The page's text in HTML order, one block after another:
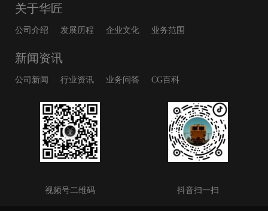
关于华匠
公司介绍 发展历程 企业文化 业务范围
新闻资讯
公司新闻 行业资讯 业务问答 CG百科
视频号二维码 抖音扫一扫